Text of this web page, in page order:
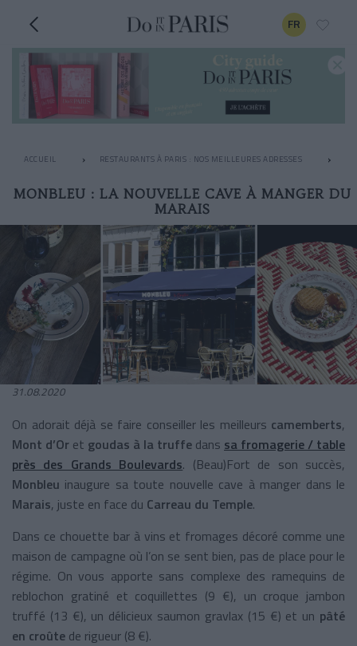
FR
ACCUEIL RESTAURANTS À PARIS : NOS MEILLEURES ADRESSES
MONBLEU : LA NOUVELLE CAVE À MANGER DU
MARAIS
31.08.2020
On adorait déjà se faire conseiller les meilleurs camemberts,
Mont d’Or et goudas à la truffe dans sa fromagerie / table
près des Grands Boulevards. (Beau)Fort de son succès,
Monbleu inaugure sa toute nouvelle cave à manger dans le
Marais, juste en face du Carreau du Temple.
Dans ce chouette bar à vins et fromages décoré comme une
maison de campagne où l’on se sent bien, pas de place pour le
régime. On vous apporte sans complexe des ramequins de
reblochon gratiné et coquillettes (9 €), un croque jambon
truffé (13 €), un délicieux saumon gravlax (15 €) et un pâté
en croûte de rigueur (8 €).